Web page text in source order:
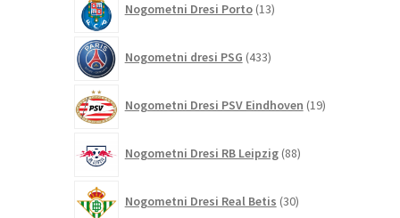
Nogometni Dresi Porto 13izdelkov
Nogometni dresi PSG 433izdelkov
Nogometni Dresi PSV Eindhoven 19izdelkov
Nogometni Dresi RB Leipzig 88izdelkov
Nogometni Dresi Real Betis 30izdelkov